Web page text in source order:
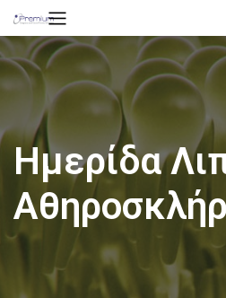
Ημερίδα